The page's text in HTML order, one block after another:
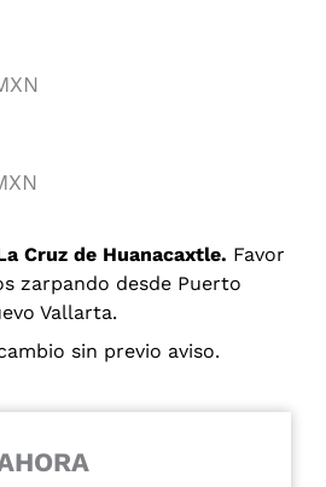
Cruz de Huanacaxtle. Favor
zarpando desde Puerto
Vallarta.
sin previo aviso.